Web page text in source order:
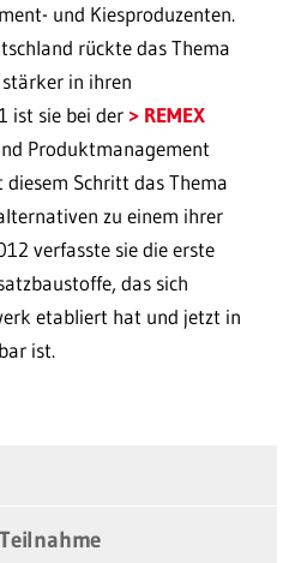
und Kiesproduzenten.
rückte das Thema
in ihren
ist sie bei der
REMEX
Produktmanagement
Schritt das Thema
zu einem ihrer
verfasste sie die erste
das sich
etabliert hat und jetzt in
ist.